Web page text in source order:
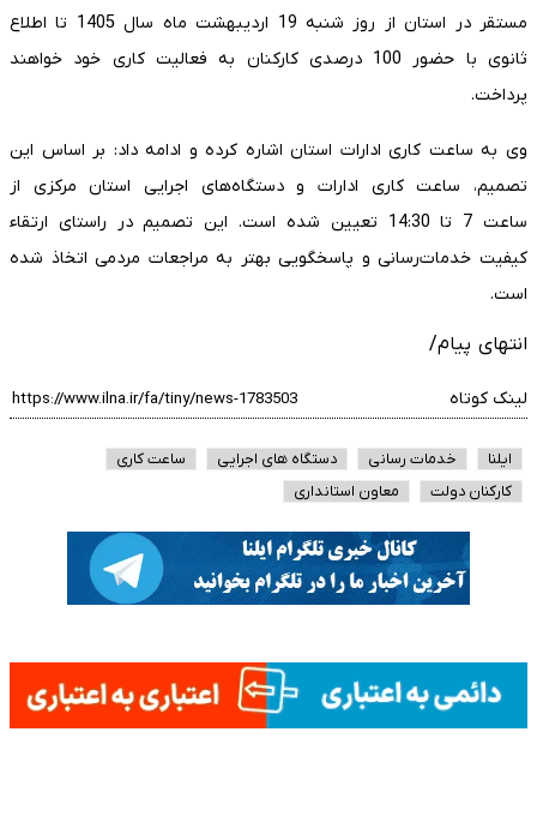
مستقر در استان از روز شنبه 19 اردیبهشت ماه سال 1405 تا اطلاع
ثانوی با حضور 100 درصدی کارکنان به فعالیت کاری خود خواهند
پرداخت.
وی به ساعت کاری ادارات استان اشاره کرده و ادامه داد: بر اساس این
تصمیم، ساعت کاری ادارات و دستگاه‌های اجرایی استان مرکزی از
ساعت 7 تا 14:30 تعیین شده است. این تصمیم در راستای ارتقاء
کیفیت خدمات‌رسانی و پاسخگویی بهتر به مراجعات مردمی اتخاذ شده
است.
انتهای پیام/
لینک کوتاه
ایلنا خدمات رسانی دستگاه های اجرایی
ساعت کاری
کارکنان دولت
معاون استانداری